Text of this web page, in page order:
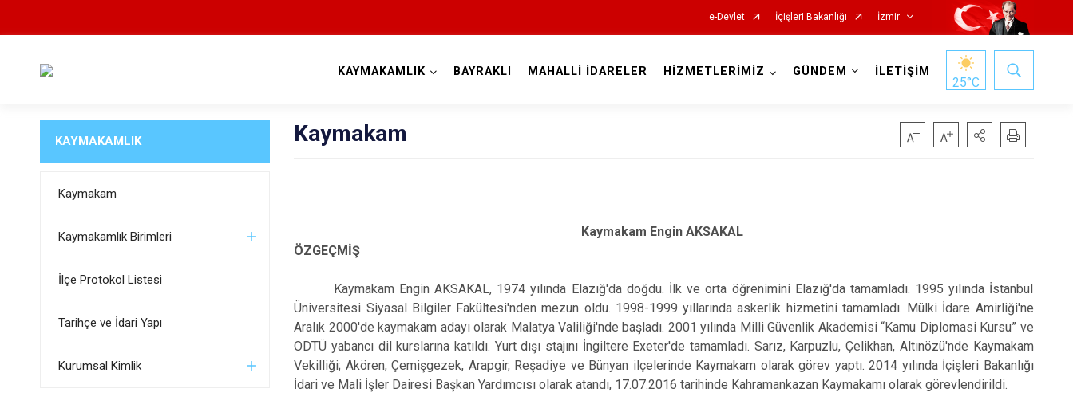
e-Devlet İçişleri Bakanlığı İzmir
Balçova
Bergama
Beydağ
Bornova
Buca
Karaburun
Karşıyaka
Kemalpaşa
Kınık
Seferihisar
Selçuk
Tire
Torbalı
KAYMAKAMLIK BAYRAKLI MAHALLİ İDARELER HİZMETLERİMİZ GÜNDEM İLETİŞİM
25°C
KAYMAKAMLIK
Kaymakam
Kaymakamlık Birimleri
İlçe Protokol Listesi
Tarihçe ve İdari Yapı
Kurumsal Kimlik
Kaymakam
Kaymakam Engin AKSAKAL
ÖZGEÇMİŞ
Kaymakam Engin AKSAKAL, 1974 yılında Elazığ'da doğdu. İlk ve orta öğrenimini Elazığ'da tamamladı. 1995 yılında İstanbul
Üniversitesi Siyasal Bilgiler Fakültesi'nden mezun oldu. 1998-1999 yıllarında askerlik hizmetini tamamladı. Mülki İdare Amirliği'ne
Aralık 2000'de kaymakam adayı olarak Malatya Valiliği'nde başladı. 2001 yılında Milli Güvenlik Akademisi “Kamu Diplomasi Kursu” ve
ODTÜ yabancı dil kurslarına katıldı. Yurt dışı stajını İngiltere Exeter'de tamamladı. Sarız, Karpuzlu, Çelikhan, Altınözü'nde Kaymakam
Vekilliği; Akören, Çemişgezek, Arapgir, Reşadiye ve Bünyan ilçelerinde Kaymakam olarak görev yaptı. 2014 yılında İçişleri Bakanlığı
İdari ve Mali İşler Dairesi Başkan Yardımcısı olarak atandı, 17.07.2016 tarihinde Kahramankazan Kaymakamı olarak görevlendirildi.